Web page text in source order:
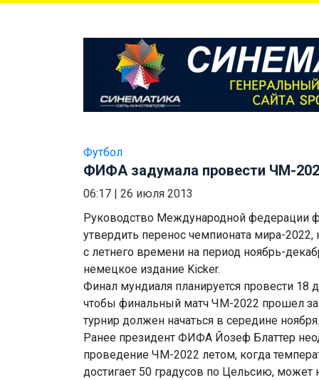
Футбол
ФИФА задумала провести ЧМ-
06:17
26 июля 2013
Руководство Международной федерации
утвердить перенос чемпионата мира-
с летнего времени на период ноябрь-
немецкое издание Kicker.
Финал мундиаля планируется провести 18
чтобы финальный матч ЧМ-2022 прошел
турнир должен начаться в середине ноября.
Ранее президент ФИФА Йозеф Блаттер
проведение ЧМ-2022 летом, когда
достигает 50 градусов по Цельсию, может